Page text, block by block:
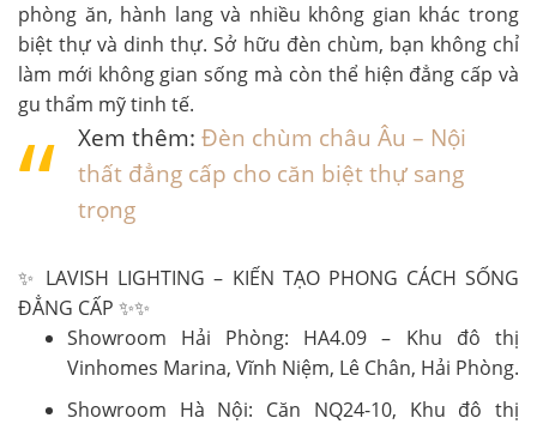
phòng ăn, hành lang và nhiều không gian khác trong
biệt thự và dinh thự. Sở hữu đèn chùm, bạn không chỉ
làm mới không gian sống mà còn thể hiện đẳng cấp và
gu thẩm mỹ tinh tế.
Xem thêm: Đèn chùm châu Âu – Nội
thất đẳng cấp cho căn biệt thự sang
trọng
✨ LAVISH LIGHTING – KIẾN TẠO PHONG CÁCH SỐNG
ĐẲNG CẤP ✨✨
Showroom Hải Phòng: HA4.09 – Khu đô thị
Vinhomes Marina, Vĩnh Niệm, Lê Chân, Hải Phòng.
Showroom Hà Nội: Căn NQ24-10, Khu đô thị